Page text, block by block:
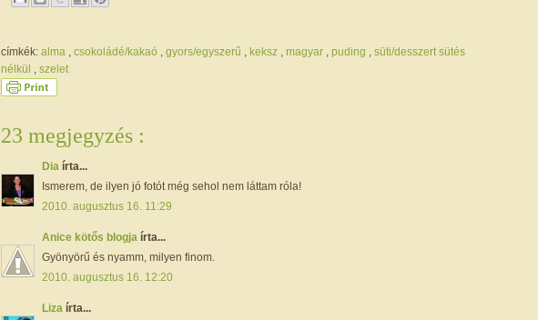
címkék: alma csokoládé/kakaó gyors/egyszerű keksz magyar puding
süti/desszert sütés
nélkül
szelet
23 megjegyzés :
Dia írta...
Ismerem, de ilyen jó fotót még sehol nem láttam róla!
2010. augusztus 16. 11:29
Anice kötős blogja írta...
Gyönyörű és nyamm, milyen finom.
2010. augusztus 16. 12:20
Liza írta...